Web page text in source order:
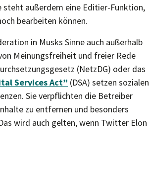
steht außerdem eine Editier-Funktion,
bearbeiten können.
in Musks Sinne auch außerhalb
Meinungsfreiheit und freier Rede
(NetzDG) oder das
Services Act” (DSA) setzen sozialen
Sie verpflichten die Betreiber
zu entfernen und besonders
wird auch gelten, wenn Twitter Elon